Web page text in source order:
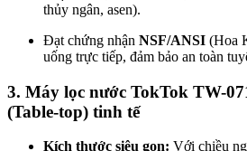
thủy ngân, asen).
Đạt chứng nhận NSF/ANSI (Hoa
uống trực tiếp, đảm bảo an toàn
3. Máy lọc nước TokTok TW-
(Table-top) tinh tế
Kích thước siêu gọn: Với chiều